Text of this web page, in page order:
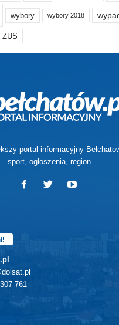
wybory wybory 2018
ZUS
portal informacyjny
sport, ogłoszenia, region
761